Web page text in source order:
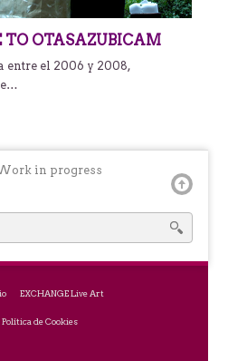
TO OTASAZUBICAM
entre el 2006 y 2008,
in progress
EXCHANGE Live Art
Política de Cookies